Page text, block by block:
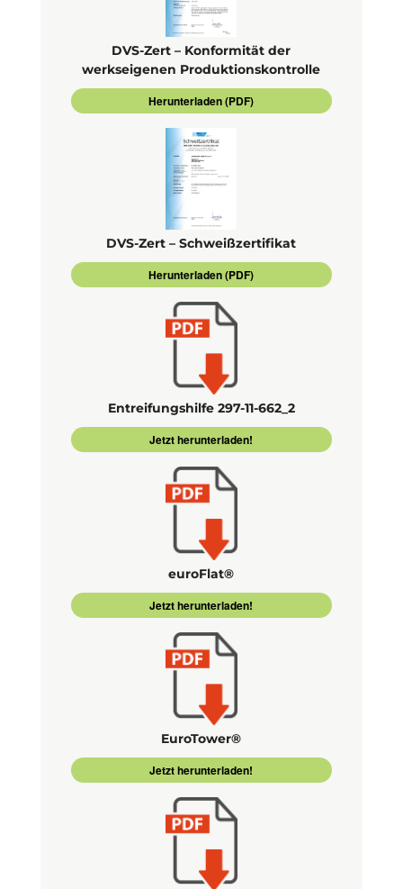
DVS-Zert – Konformität der
werkseigenen Produktionskontrolle
Herunterladen (PDF)
DVS-Zert – Schweißzertifikat
Herunterladen (PDF)
Entreifungshilfe 297-11-662_2
Jetzt herunterladen!
euroFlat®
Jetzt herunterladen!
EuroTower®
Jetzt herunterladen!